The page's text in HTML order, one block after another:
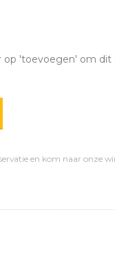
'toevoegen' om dit
en kom naar onze